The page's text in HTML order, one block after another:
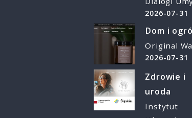
2026-07-31
Dom i
Original
2026-07-31
Zdrowie i
uroda
Instytut